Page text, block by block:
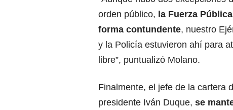
orden público, la Fuerza
forma contundente, nuestro
y la Policía estuvieron ahí para
libre”, puntualizó Molano.
Finalmente, el jefe de la cartera
presidente Iván Duque, se